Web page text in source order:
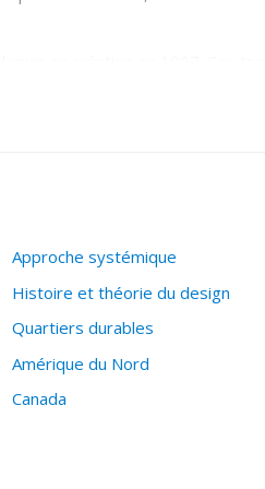
recherche de thèmes pertinents
doté l’atelier «Make architecture
Approche systémique
Histoire et théorie du design
Quartiers durables
Amérique du Nord
Canada